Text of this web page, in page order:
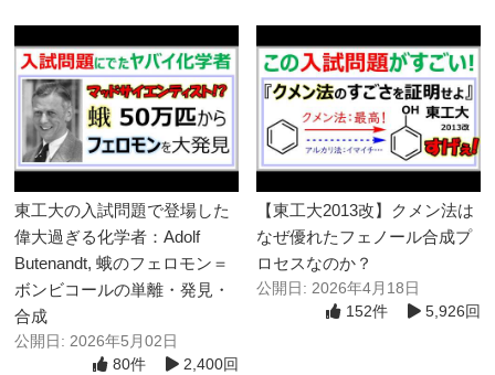
東工大の入試問題で登場した
偉大過ぎる化学者：Adolf
Butenandt, 蛾のフェロモン＝
ボンビコールの単離・発見・
合成
公開日: 2026年5月02日
2,400回
80件
【東工大2013改】クメン法は
なぜ優れたフェノール合成プ
ロセスなのか？
公開日: 2026年4月18日
5,926回
152件